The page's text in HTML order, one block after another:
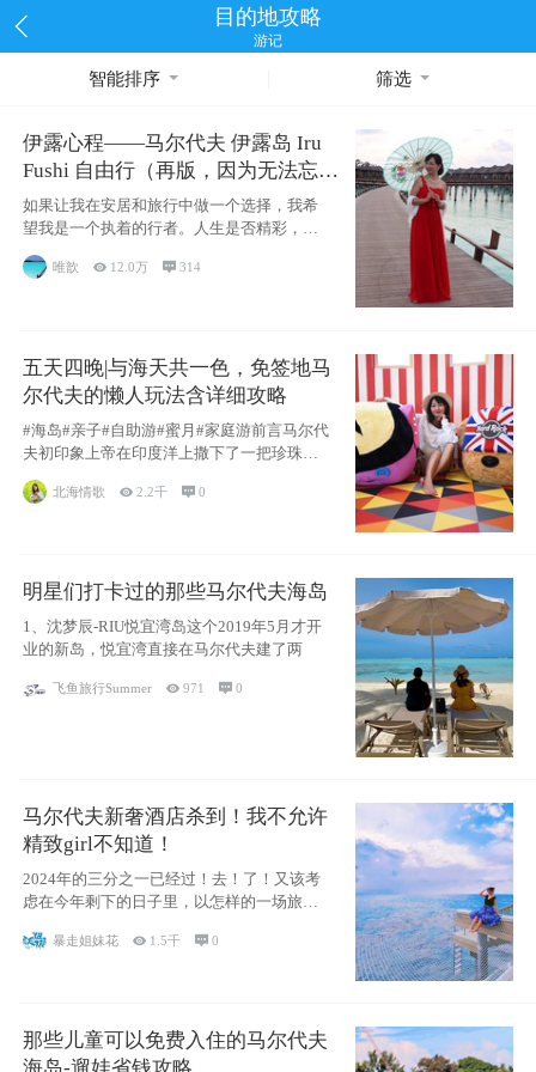
目的地攻略
游记
智能排序 筛选
伊露心程——马尔代夫 伊露岛 Iru
Fushi 自由行（再版，因为无法忘却
的留恋）
如果让我在安居和旅行中做一个选择，我希
望我是一个执着的行者。人生是否精彩，都
源于自己
唯歆  12.0万  314
五天四晚|与海天共一色，免签地马
尔代夫的懒人玩法含详细攻略
#海岛#亲子#自助游#蜜月#家庭游前言马尔代
夫初印象上帝在印度洋上撒下了一把珍珠，
北海情歌 2.2千 0
明星们打卡过的那些马尔代夫海岛
1、沈梦辰-RIU悦宜湾岛这个2019年5月才开
业的新岛，悦宜湾直接在马尔代夫建了两
飞鱼旅行Summer 971 0
马尔代夫新奢酒店杀到！我不允许
精致girl不知道！
2024年的三分之一已经过！去！了！又该考
虑在今年剩下的日子里，以怎样的一场旅行
暴走姐妹花  1.5千 0
那些儿童可以免费入住的马尔代夫